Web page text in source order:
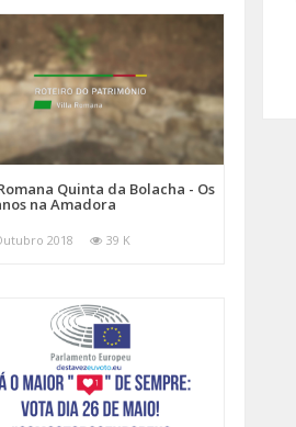
Quinta da Bolacha - Os
na Amadora
2018 39 K